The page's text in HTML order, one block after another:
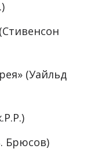
(Уайльд
Брюсов)